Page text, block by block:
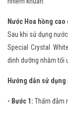
Nước Hoa hồng cao
Sau khi sử dụng
Special Crystal
dinh dưỡng nhằm tối
Hướng dẫn sử
- Bước 1: Thấm đẫm